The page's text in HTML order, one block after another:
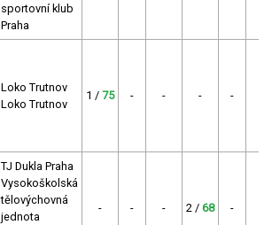
sportovní klub
Praha
Loko Trutnov
Loko Trutnov
1 / 75 - - - -
TJ Dukla Praha
Vysokoškolská
tělovýchovná
jednota
- - - 2 / 68 -